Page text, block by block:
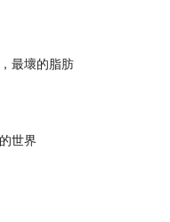
最壞的脂肪
世界